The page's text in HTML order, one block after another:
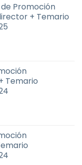
Promoción
+ Temario
Temario